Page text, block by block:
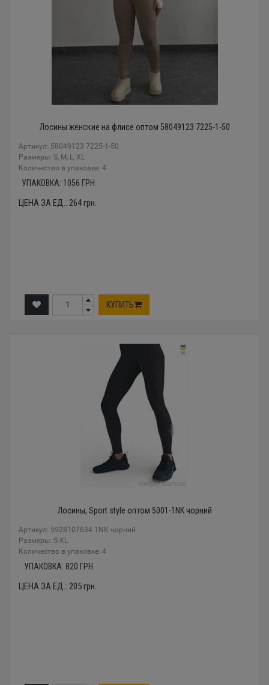
Лосины женские на флисе оптом 58049123 7225-1-50
Артикул: 58049123 7225-1-50
Размеры: S, M, L, XL
Количество в упаковке: 4
УПАКОВКА: 1056 ГРН.
ЦЕНА ЗА ЕД.: 264грн.
КУПИТЬ
Лосины, Sport style оптом 5001-1NK чорний
Артикул: 5928107634 1NK чорний
Размеры: S-XL
Количество в упаковке: 4
УПАКОВКА: 820 ГРН.
ЦЕНА ЗА ЕД.: 205грн.